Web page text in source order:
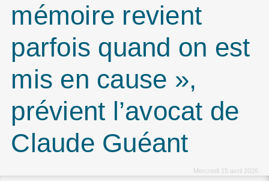
mémoire revient
parfois quand on est
mis en cause »,
prévient l’avocat de
Claude Guéant
Mercredi 15 avril 2026